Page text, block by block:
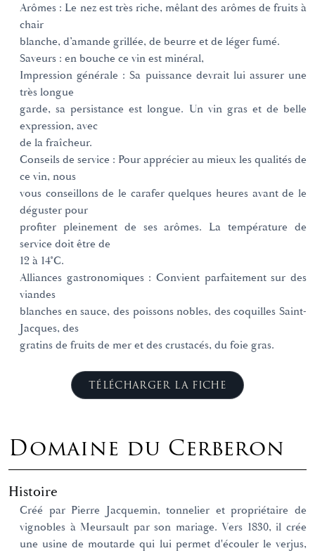
Arômes : Le nez est très riche, mêlant des arômes de fruits à
chair
blanche, d’amande grillée, de beurre et de léger fumé.
Saveurs : en bouche ce vin est minéral,
Impression générale : Sa puissance devrait lui assurer une
très longue
garde, sa persistance est longue. Un vin gras et de belle
expression, avec
de la fraîcheur.
Conseils de service : Pour apprécier au mieux les qualités de
ce vin, nous
vous conseillons de le carafer quelques heures avant de le
déguster pour
profiter pleinement de ses arômes. La température de
service doit être de
12 à 14°C.
Alliances gastronomiques : Convient parfaitement sur des
viandes
blanches en sauce, des poissons nobles, des coquilles Saint-
Jacques, des
gratins de fruits de mer et des crustacés, du foie gras.
TÉLÉCHARGER LA FICHE
Domaine du Cerberon
Histoire
Créé par Pierre Jacquemin, tonnelier et propriétaire de
vignobles à Meursault par son mariage. Vers 1830, il crée
une usine de moutarde qui lui permet d'écouler le verjus,